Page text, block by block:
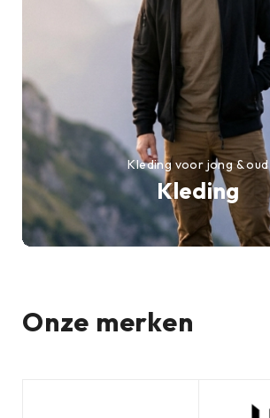
Kleding
Kleding voor jong & oud
Onze merken